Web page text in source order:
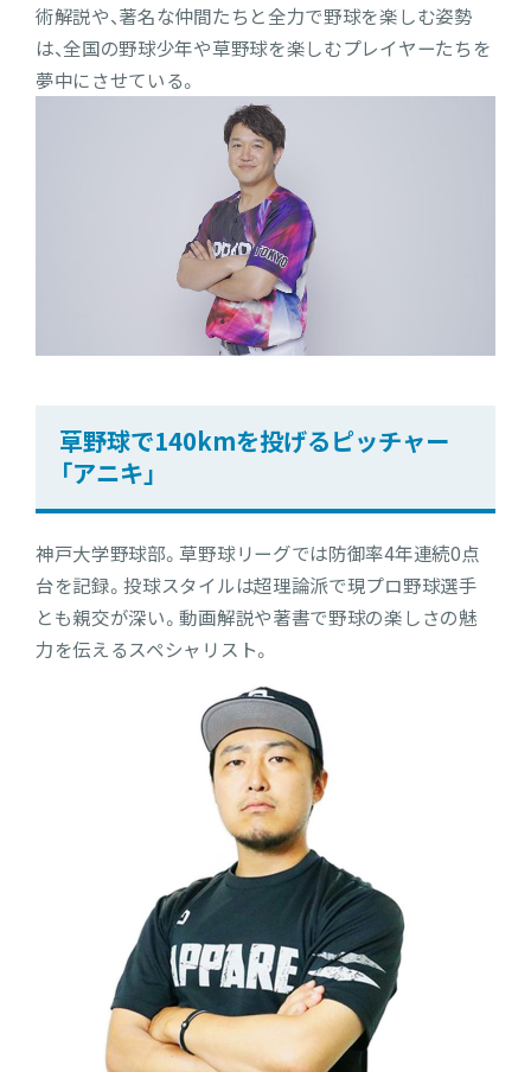
術解説や、著名な仲間たちと全力で野球を楽しむ姿勢
は、全国の野球少年や草野球を楽しむプレイヤーたちを
夢中にさせている。
草野球で140kmを投げるピッチャー
「アニキ」
神戸大学野球部。草野球リーグでは防御率4年連続0点
台を記録。投球スタイルは超理論派で現プロ野球選手
とも親交が深い。動画解説や著書で野球の楽しさの魅
力を伝えるスペシャリスト。